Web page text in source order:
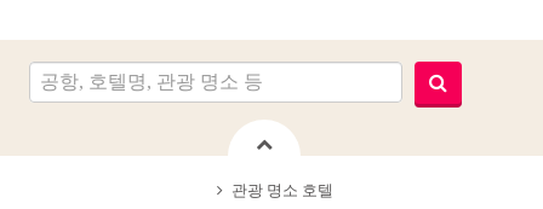
관광 명소 호텔